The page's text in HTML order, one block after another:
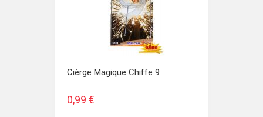
Cièrge Magique Chiffe 9
0,99 €